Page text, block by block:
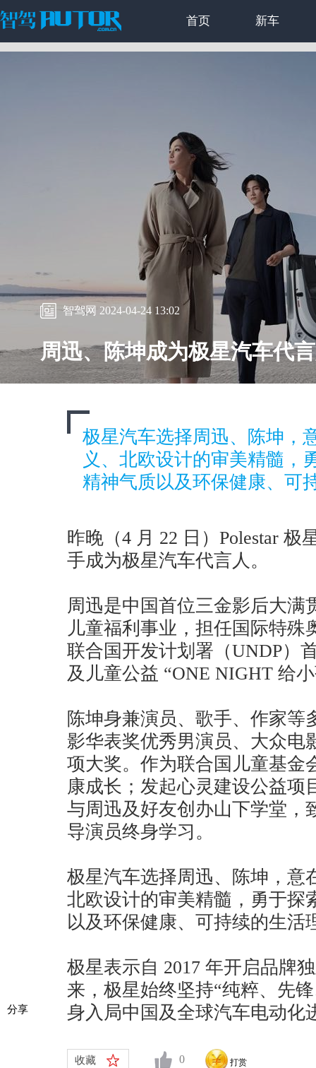
首页 新车
智驾网 2024-04-24 13:02
周迅、陈坤成为极星汽车代
分享
极星汽车选择周迅、陈坤，
义、北欧设计的审美精髓，
精神气质以及环保健康、可
昨晚（4 月 22 日）Polestar 极
手成为极星汽车代言人。
周迅是中国首位三金影后大满
儿童福利事业，担任国际特殊
联合国开发计划署（UNDP）
及儿童公益 “ONE NIGHT 给
陈坤身兼演员、歌手、作家等
影华表奖优秀男演员、大众电
项大奖。作为联合国儿童基金
康成长；发起心灵建设公益
与周迅及好友创办山下学堂，
导演员终身学习。
极星汽车选择周迅、陈坤，意
北欧设计的审美精髓，勇于探
以及环保健康、可持续的生活
极星表示自 2017 年开启品牌
来，极星始终坚持“纯粹、先
身入局中国及全球汽车电动化
收藏 0 打赏